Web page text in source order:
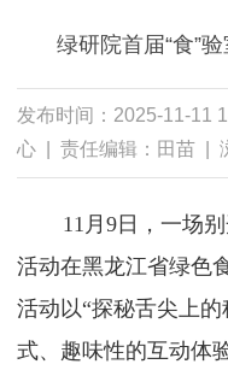
绿研院首届“食”
发布时间：2025-11-11
心 | 责任编辑：田苗 |
11月9日 ，一场
活动在黑龙江省绿色
活动以“探秘舌尖上
式、趣味性的互动体